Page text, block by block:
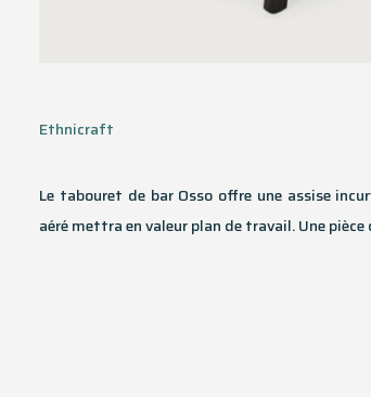
Ethnicraft
Le tabouret de bar Osso offre une assise
aéré mettra en valeur plan de travail. Une